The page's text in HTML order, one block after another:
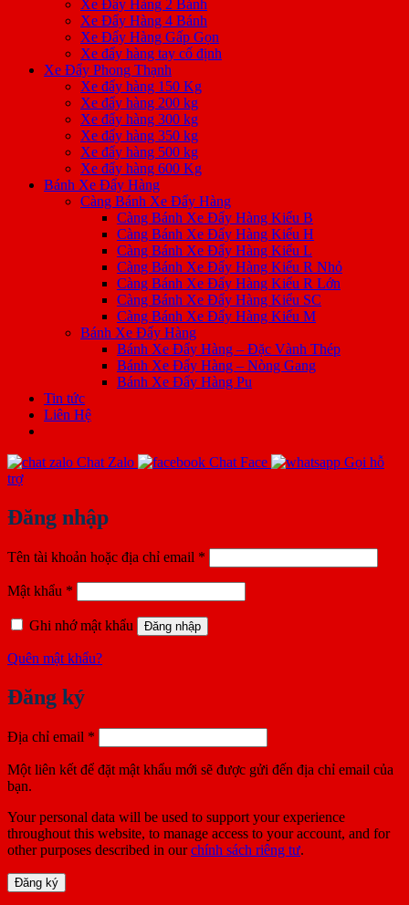
Xe Đẩy Hàng 2 Bánh
Xe Đẩy Hàng 4 Bánh
Xe Đẩy Hàng Gấp Gọn
Xe đẩy hàng tay cố định
Xe Đẩy Phong Thạnh
Xe đẩy hàng 150 Kg
Xe đẩy hàng 200 kg
Xe đẩy hàng 300 kg
Xe đẩy hàng 350 kg
Xe đẩy hàng 500 kg
Xe đẩy hàng 600 Kg
Bánh Xe Đẩy Hàng
Càng Bánh Xe Đẩy Hàng
Càng Bánh Xe Đẩy Hàng Kiểu B
Càng Bánh Xe Đẩy Hàng Kiểu H
Càng Bánh Xe Đẩy Hàng Kiểu L
Càng Bánh Xe Đẩy Hàng Kiểu R Nhỏ
Càng Bánh Xe Đẩy Hàng Kiểu R Lớn
Càng Bánh Xe Đẩy Hàng Kiểu SC
Càng Bánh Xe Đẩy Hàng Kiểu M
Bánh Xe Đẩy Hàng
Bánh Xe Đẩy Hàng – Đặc Vành Thép
Bánh Xe Đẩy Hàng – Nòng Gang
Bánh Xe Đẩy Hàng Pu
Tin tức
Liên Hệ
Chat Zalo Chat Face
Gọi hỗ
trợ
Đăng nhập
Tên tài khoản hoặc địa chỉ email *
buộc
Mật khẩu *
buộc
Ghi nhớ mật khẩu
Đăng nhập
Quên mật khẩu?
Đăng ký
Địa chỉ email *
buộc
Một liên kết để đặt mật khẩu mới sẽ được gửi đến địa chỉ email của
bạn.
Your personal data will be used to support your experience
throughout this website, to manage access to your account, and for
other purposes described in ourchính sách riêng tư.
Đăng ký